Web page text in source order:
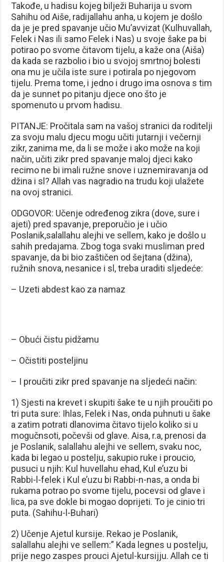
Takođe, u hadisu kojeg bilježi Buharija u svom
Sahihu od Aiše, radijallahu anha, u kojem je došlo
da je je pred spavanje učio Mu’avvizat (Kulhuvallah,
Felek i Nas ili samo Felek i Nas) u svoje šake pa bi
potirao po svome čitavom tijelu, a kaže ona (Aiša)
da kada se razbolio i bio u svojoj smrtnoj bolesti
ona mu je učila iste sure i potirala po njegovom
tijelu. Prema tome, i jedno i drugo ima osnova s tim
da je sunnet po pitanju djece ono što je
spomenuto u prvom hadisu.
PITANJE: Pročitala sam na vašoj stranici da roditelji
za svoju malu djecu mogu učiti jutarnji i večernji
zikr, zanima me, da li se može i ako može na koji
način, učiti zikr pred spavanje maloj djeci kako
recimo ne bi imali ružne snove i uznemiravanja od
džina i sl? Allah vas nagradio na trudu koji ulažete
na ovoj stranici.
ODGOVOR: Učenje određenog zikra (dove, sure i
ajeti) pred spavanje, preporučio je i učio
Poslanik,salallahu alejhi ve sellem, kako je došlo u
sahih predajama. Zbog toga svaki musliman pred
spavanje, da bi bio zaštičen od šejtana (džina),
ružnih snova, nesanice i sl, treba uraditi sljedeće:
– Uzeti abdest kao za namaz
– Obući čistu pidžamu
– Očistiti posteljinu
– I proučiti zikr pred spavanje na sljedeći način:
1) Sjesti na krevet i skupiti šake te u njih proučiti po
tri puta sure: Ihlas, Felek i Nas, onda puhnuti u šake
a zatim potrati dlanovima čitavo tijelo koliko si u
mogučnsoti, počevši od glave. Aisa, r.a, prenosi da
je Poslanik, salallahu alejhi ve sellem, svaku noc,
kada bi legao u postelju, sakupio ruke i proucio,
pusuci u njih: Kul huvellahu ehad, Kul e’uzu bi
Rabbi-l-felek i Kul e’uzu bi Rabbi-n-nas, a onda bi
rukama potrao po svome tijelu, pocevsi od glave i
lica, pa sve dokle bi mogao doprijeti. To je cinio tri
puta. (Sahihu-l-Buhari)
2) Učenje Ajetul kursije. Rekao je Poslanik,
salallahu alejhi ve sellem:” Kada legnes u postelju,
prije nego zaspes prouci Ajetul-kursijju. Allah ce ti